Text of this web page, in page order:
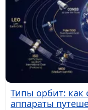
Типы орбит: как
аппараты